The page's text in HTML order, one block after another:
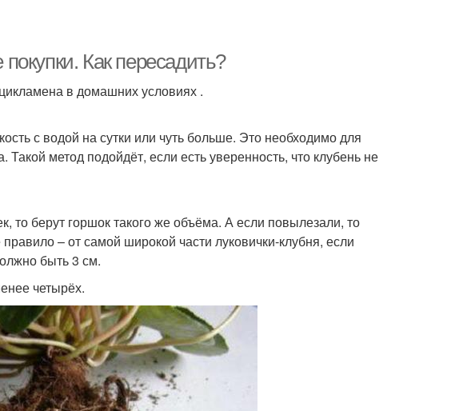
Как пересадить?
в домашних условиях .
с водой на сутки или чуть больше. Это необходимо для
Такой метод подойдёт, если есть уверенность, что клубень не
то берут горшок такого же объёма. А если повылезали, то
– от самой широкой части луковички-клубня, если
быть 3 см.
четырёх.